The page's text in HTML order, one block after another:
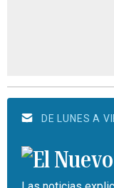
DE LUNES A